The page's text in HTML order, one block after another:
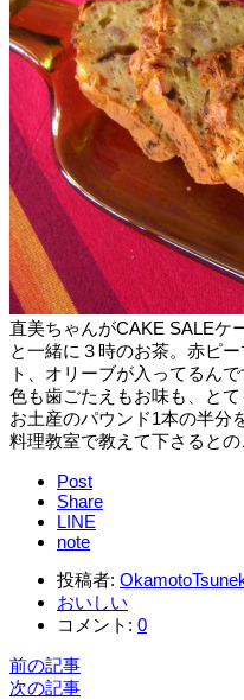
直美ちゃんがCAKE SALEケ
と一緒に３時のお茶。赤ピ
ト、オリーブが入ってるんで
色も歯ごたえもお味も、と
お土産のパウンド1本の半分
料理教室で教えて下さるとの
Post
Share
LINE
note
投稿者:
おいしい
コメント: 0
前の記事
次の記事